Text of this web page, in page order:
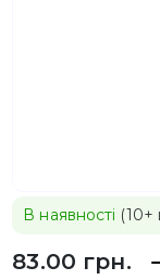
В наявності (10+
83.00 грн.